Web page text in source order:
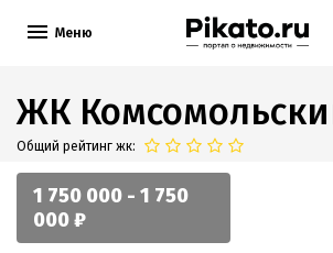
Меню
ЖК
Общий рейтинг жк:
1 750 000 - 1 750
000 ₽